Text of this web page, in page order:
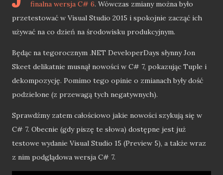
finalna wersja C# 6. Wówczas zmiany można było
przetestować w Visual Studio 2015 i spokojnie zacząć ich
używać na co dzień na środowisku produkcyjnym.
Będąc na tegorocznym .NET DeveloperDays słynny Jon
Skeet delikatnie musnął nowości w C# 7, pokazując Tuple i
dekompozycję. Pomimo tego opinie o zmianach były dość
podzielone (z przewagą tych negatywnych).
Sprawdźmy zatem całościowo jakie nowości szykują się w
C# 7. Obecnie (gdy piszę te słowa) dostępne jest już
testowe wydanie Visual Studio 15 (Preview 5), a także wraz
z nim podglądowa wersja C# 7.